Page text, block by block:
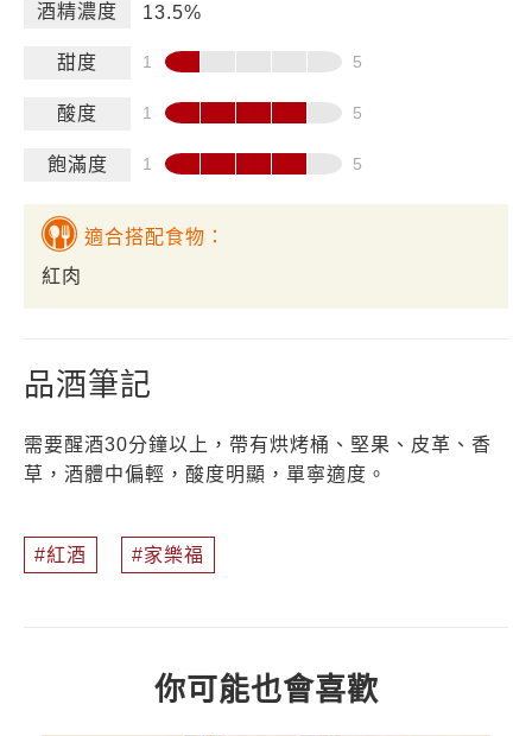
酒精濃度 13.5%
甜度
酸度
飽滿度
適合搭配食物：
紅肉
品酒筆記
需要醒酒30分鐘以上，帶有烘烤桶、堅果、皮革、香
草，酒體中偏輕，酸度明顯，單寧適度。
紅酒 家樂福
你可能也會喜歡